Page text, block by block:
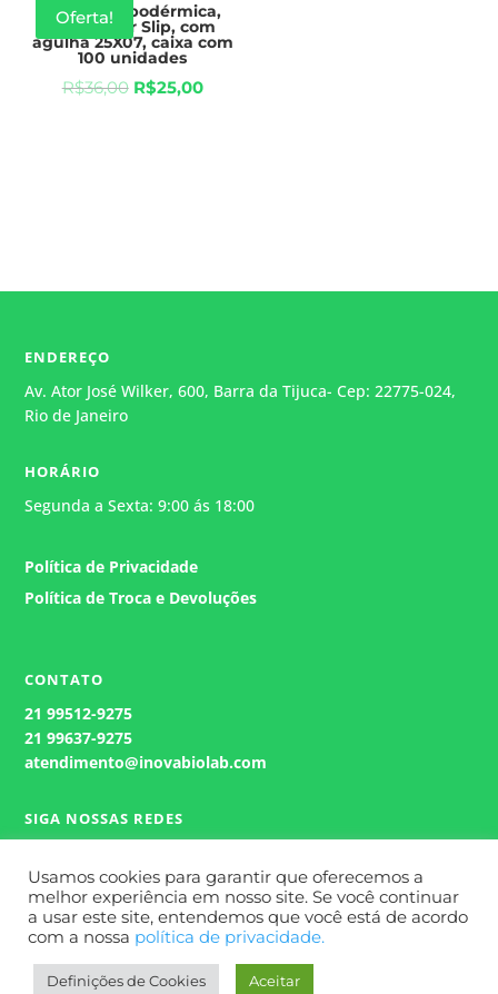
Oferta!
Seringa Hipodérmica,
10mL, Luer Slip, com
agulha 25X07, caixa com
100 unidades
R$36,00 R$25,00
ENDEREÇO
Av. Ator José Wilker, 600, Barra da Tijuca- Cep: 22775-024,
Rio de Janeiro
HORÁRIO
Segunda a Sexta: 9:00 ás 18:00
Política de Privacidade
Política de Troca e Devoluções
CONTATO
21 99512-9275
21 99637-9275
atendimento@inovabiolab.com
SIGA NOSSAS REDES
Atendimento
Usamos cookies para garantir que oferecemos a
melhor experiência em nosso site. Se você continuar
a usar este site, entendemos que você está de acordo
com a nossa política de privacidade.
Definições de Cookies Aceitar